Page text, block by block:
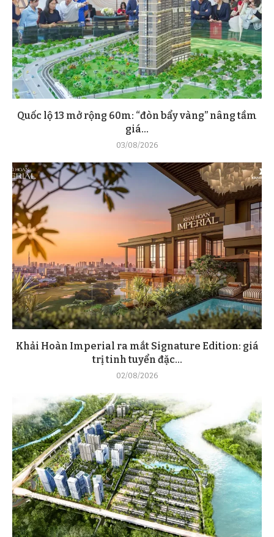
Quốc lộ 13 mở rộng 60m: “đòn bẩy vàng” nâng tầm
giá...
03/08/2026
Khải Hoàn Imperial ra mắt Signature Edition: giá
trị tinh tuyển đặc...
02/08/2026